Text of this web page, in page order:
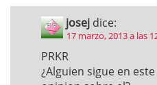
josej dice:
17 marzo, 2013 a las
PRKR
¿Alguien sigue en